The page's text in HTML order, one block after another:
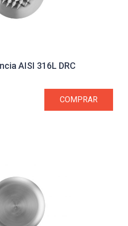
AISI 316L DRC
COMPRAR